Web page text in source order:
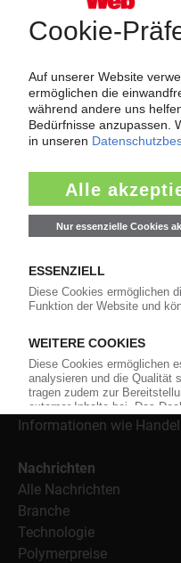
Über das KunststoffWeb
Als einer der Internet-
versorgt das
Nachrichten rund um
der Berichterstattung ist
Material, Anwendungen
Weiterhin bietet das
Bezugsquellen für den
Informationen wie
Nachrichten
Alle Nachrichten
Branche
Technologie
Polymerpreise